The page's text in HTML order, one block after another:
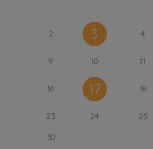
2 3 4
9 10 11
16 17 18
23 24 25
30